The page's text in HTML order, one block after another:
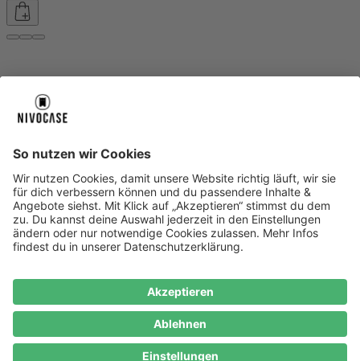
About NIVOCASE
Geschäftskunden
Zahlungsarten Versandinfos Alle Hilfe-Themen
Zufriedenheitsgarantie
Service
Service
AGB VERTRAG WIDERRUFEN Datenschutz
Ombudsmann
Barrierefreiheit Lieferantenkodex Bestell-Prozess
Samsung Handyhüllen
Handyhüllen Handyketten
Cookie Consent
* Preisangaben inkl. Mwst. und zzgl.Versandkosten